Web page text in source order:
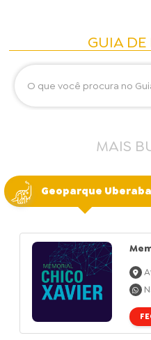
GUIA DE
MAIS
Geoparque Uberaba